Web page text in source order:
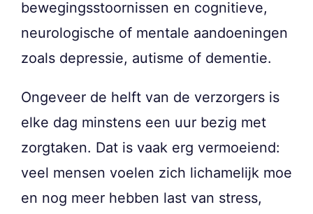
bewegingsstoornissen en cognitieve,
neurologische of mentale aandoeningen
zoals depressie, autisme of dementie.
Ongeveer de helft van de verzorgers is
elke dag minstens een uur bezig met
zorgtaken. Dat is vaak erg vermoeiend:
veel mensen voelen zich lichamelijk moe
en nog meer hebben last van stress,